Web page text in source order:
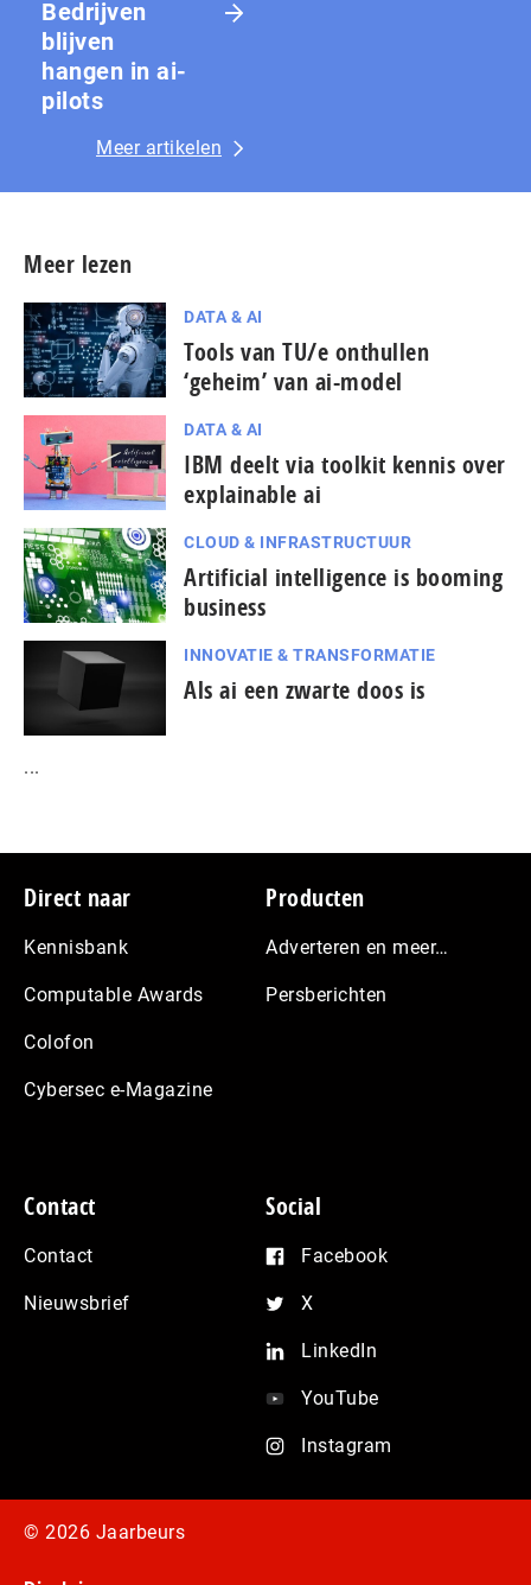
Bedrijven
blijven
hangen in ai-
pilots
Meer artikelen
Meer lezen
DATA & AI
Tools van TU/e onthullen
‘geheim’ van ai-model
DATA & AI
IBM deelt via toolkit kennis over
explainable ai
CLOUD & INFRASTRUCTUUR
Artificial intelligence is booming
business
INNOVATIE & TRANSFORMATIE
Als ai een zwarte doos is
...
Footer
Direct naar
Kennisbank
Computable Awards
Colofon
Cybersec e-Magazine
Producten
Adverteren en meer…
Persberichten
Contact
Contact
Nieuwsbrief
Social
Facebook
X
LinkedIn
YouTube
Instagram
© 2026 Jaarbeurs